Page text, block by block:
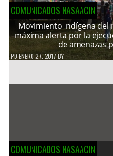
COMUNICADOS NASAACIN
Movimiento indígena del
máxima alerta por la
de amenazas
PDENERO 27, 2017 BY
COMUNICADOS NASAACIN